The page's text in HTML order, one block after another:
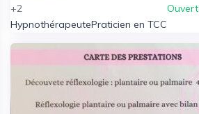
+2
HypnothérapeutePraticien en TCC
Ouvert